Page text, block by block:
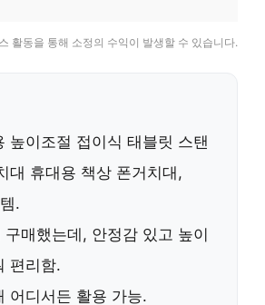
활동을 통해 소정의 수익이 발생할 수 있습니다.
높이조절 접이식 태블릿 스탠
대 휴대용 책상 폰거치대,
.
구매했는데, 안정감 있고 높이
편리함.
어디서든 활용 가능.